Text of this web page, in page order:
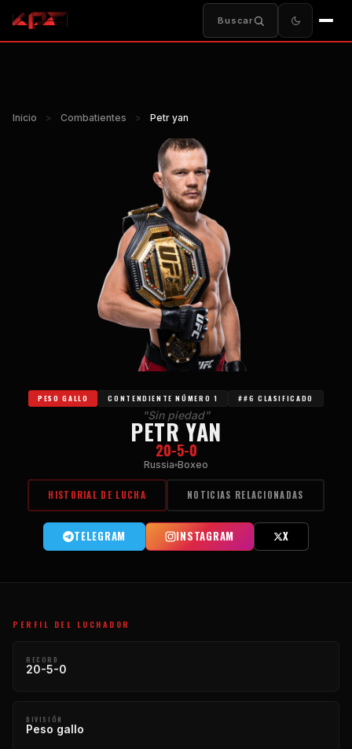
Buscar
Inicio > Combatientes > Petr yan
PESO GALLO CONTENDIENTE NÚMERO 1 ##6 CLASIFICADO
"Sin piedad"
PETR YAN
20-5-0
Russia Boxeo
HISTORIAL DE LUCHA NOTICIAS RELACIONADAS
TELEGRAM INSTAGRAM X
PERFIL DEL LUCHADOR
RECORD
20-5-0
DIVISIÓN
Peso gallo